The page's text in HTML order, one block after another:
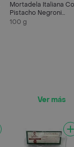
Mortadela Italiana
Pistacho Negroni
Granel
100 g
Ver más